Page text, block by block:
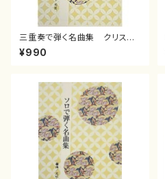
三重奏で弾く名曲集 クリスマ
スメドレー( 箏2/大平光美 編
曲/楽譜）
¥990